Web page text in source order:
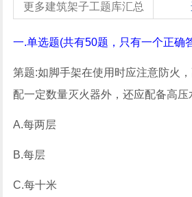
更多建筑架子工题库汇总
一.单选题(共有50题，只有一个正确
第题:如脚手架在使用时应注意防火
配一定数量灭火器外，还应配备高压
A.每两层
B.每层
C.每十米